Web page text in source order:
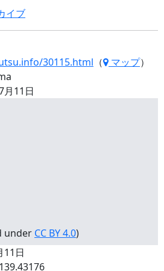
イブ
30115.html （ マップ）
月11日
under CC BY 4.0)
11日